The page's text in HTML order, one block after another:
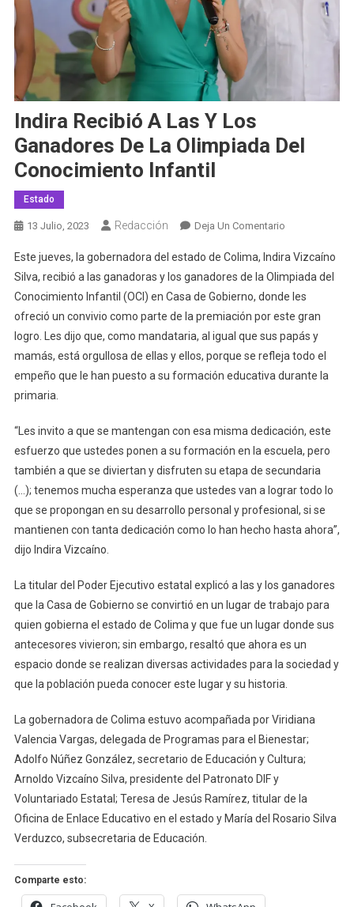
Indira Recibió A Las Y Los
Ganadores De La Olimpiada Del
Conocimiento Infantil
Estado
13 Julio, 2023 Redacción Deja Un ComentarioEn
Recibió
A
Las
Y
Los
Ganadores
De
Del
Conocimiento
Este jueves, la gobernadora del estado de Colima, Indira Vizcaíno
Silva, recibió a las ganadoras y los ganadores de la Olimpiada del
Conocimiento Infantil (OCI) en Casa de Gobierno, donde les
ofreció un convivio como parte de la premiación por este gran
logro. Les dijo que, como mandataria, al igual que sus papás y
mamás, está orgullosa de ellas y ellos, porque se refleja todo el
empeño que le han puesto a su formación educativa durante la
primaria.
“Les invito a que se mantengan con esa misma dedicación, este
esfuerzo que ustedes ponen a su formación en la escuela, pero
también a que se diviertan y disfruten su etapa de secundaria
(…); tenemos mucha esperanza que ustedes van a lograr todo lo
que se propongan en su desarrollo personal y profesional, si se
mantienen con tanta dedicación como lo han hecho hasta ahora”,
dijo Indira Vizcaíno.
La titular del Poder Ejecutivo estatal explicó a las y los ganadores
que la Casa de Gobierno se convirtió en un lugar de trabajo para
quien gobierna el estado de Colima y que fue un lugar donde sus
antecesores vivieron; sin embargo, resaltó que ahora es un
espacio donde se realizan diversas actividades para la sociedad y
que la población pueda conocer este lugar y su historia.
La gobernadora de Colima estuvo acompañada por Viridiana
Valencia Vargas, delegada de Programas para el Bienestar;
Adolfo Núñez González, secretario de Educación y Cultura;
Arnoldo Vizcaíno Silva, presidente del Patronato DIF y
Voluntariado Estatal; Teresa de Jesús Ramírez, titular de la
Oficina de Enlace Educativo en el estado y María del Rosario Silva
Verduzco, subsecretaria de Educación.
Comparte esto: